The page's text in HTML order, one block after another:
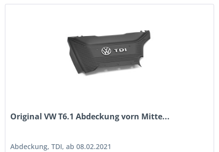
Original VW T6.1 Abdeckung vorn Mitte...
Abdeckung, TDI, ab 08.02.2021